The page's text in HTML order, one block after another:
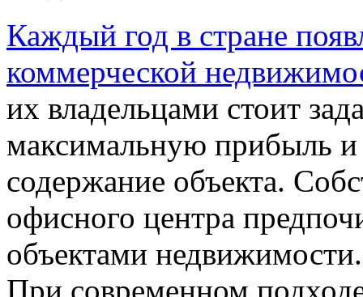
Каждый год в стране
коммерческой
их владельцами стоит
максимальную прибыль и
содержание объекта.
офисного центра
объектами недвижимости.
При современном